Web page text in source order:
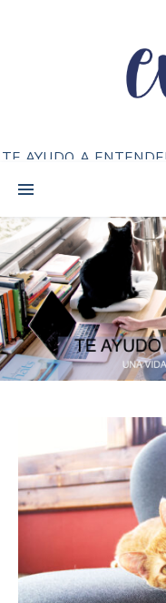
TE AYUDO A